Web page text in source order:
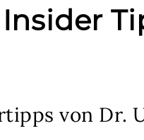
Insider
von Dr.